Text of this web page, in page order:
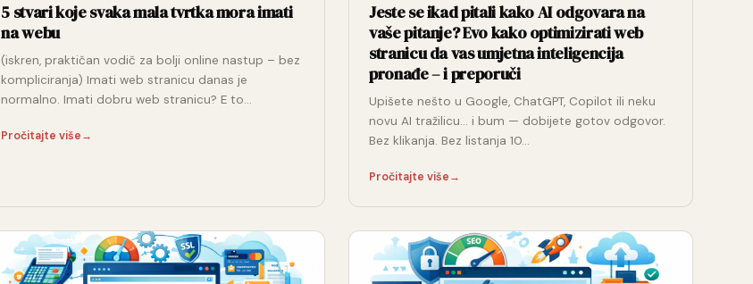
5 stvari koje svaka mala tvrtka mora imati
na webu
(iskren, praktičan vodič za bolji online nastup – bez
kompliciranja) Imati web stranicu danas je
normalno. Imati dobru web stranicu? E to…
Pročitajte više→
Jeste se ikad pitali kako AI odgovara na
vaše pitanje? Evo kako optimizirati web
stranicu da vas umjetna inteligencija
pronađe – i preporuči
Upišete nešto u Google, ChatGPT, Copilot ili neku
novu AI tražilicu… i bum — dobijete gotov odgovor.
Bez klikanja. Bez listanja 10…
Pročitajte više→